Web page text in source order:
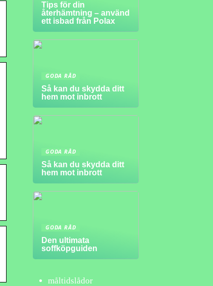
Tips för din
återhämtning – använd
ett isbad från Polax
GODA RÅD
Så kan du skydda ditt
hem mot inbrott
GODA RÅD
Så kan du skydda ditt
hem mot inbrott
GODA RÅD
Den ultimata
soffköpguiden
måltidslådor